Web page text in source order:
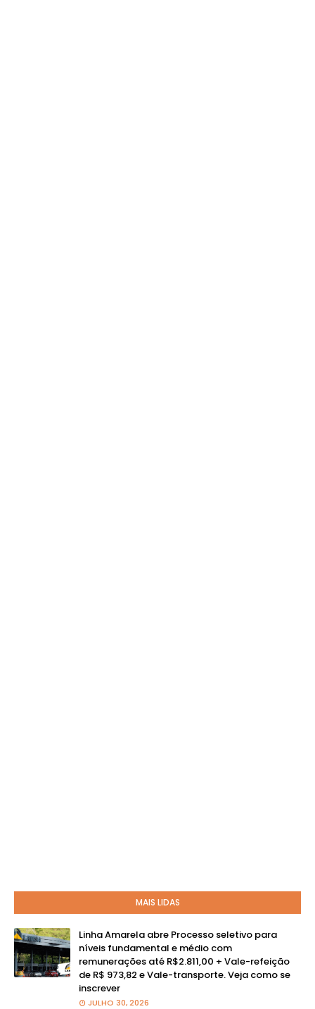
MAIS LIDAS
Linha Amarela abre Processo seletivo para
níveis fundamental e médio com
remunerações até R$2.811,00 + Vale-refeição
de R$ 973,82 e Vale-transporte. Veja como se
inscrever
JULHO 30, 2026